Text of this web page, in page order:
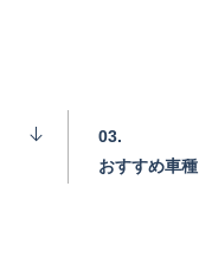
03.
おすすめ車種